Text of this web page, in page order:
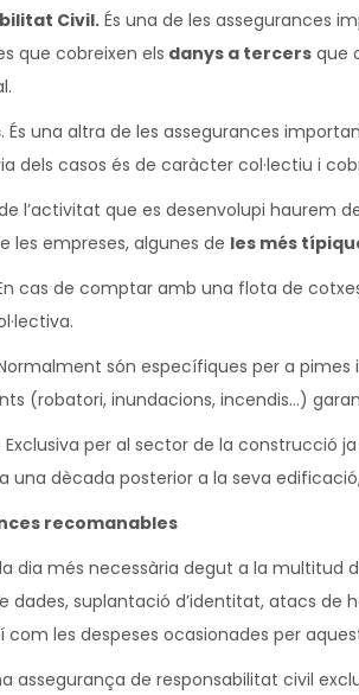
Civil.És una de les assegurances
que cobreixen els danys a tercers que
. És una altra de les assegurances
dels casos és de caràcter col·lectiu i
l’activitat que es desenvolupi haurem
les empreses, algunes de les més
cas de comptar amb una flota de
són específiques per a
(robatori, inundacions, incendis…)
. Exclusiva per al sector de la construcció
una dècada posterior a la seva
recomanables
dia més necessària degut a la multitud
dades, suplantació d’identitat, atacs de
com les despeses ocasionades per
assegurança de responsabilitat civil